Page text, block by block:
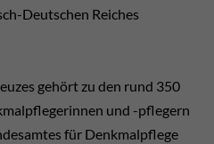
Deutschen Reiches
gehört zu den rund 350
und -pflegern
für Denkmalpflege